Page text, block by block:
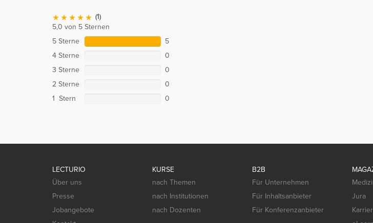
(1)
5,0 von 5 Sternen
5 Sterne
5
4 Sterne
0
3 Sterne
0
2 Sterne
0
1 Stern
0
LECTURIO
Über uns
Presse
Jobangebote
KURSE
nach Themen
nach Institutionen
nach Dozenten
B2B
Für Unternehmen
Für Inhaltsanbieter
Für Konferenzanbieter
Jura